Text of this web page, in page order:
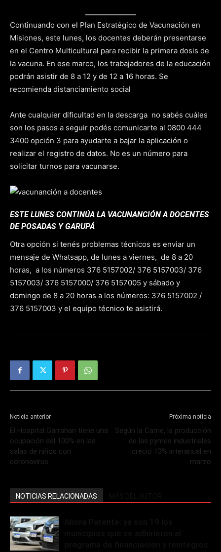
Continuando con el Plan Estratégico de Vacunación en
Misiones, este lunes, los docentes deberán presentarse
en el Centro Multicultural para recibir la primera dosis de
la vacuna. En ese marco, los trabajadores de la educación
podrán asistir de 8 a 12 y de 12 a 16 horas. Se
recomienda distanciamiento social
Ante cualquier dificultad en la descarga no sabés cuáles
son los pasos a seguir podés comunicarte al 0800 444
3400 opción 3 para ayudarte a bajar la aplicación o
realizar el registro de datos. No es un número para
solicitar turnos para vacunarse.
ESTE LUNES CONTINÚA LA VACUNANCIÓN A DOCENTES
DE POSADAS Y GARUPÁ
Otra opción si tenés problemas técnicos es enviar un
mensaje de Whatsapp, de lunes a viernes, de 8 a 20
horas, a los números 376 5157002/ 376 5157003/ 376
5157003/ 376 5157000/ 376 5157005 y sábado y
domingo de 8 a 20 horas a los números: 376 5157002 /
376 5157003 y el equipo técnico te asistirá.
Noticia anterior
El Hospital Garrahan tiene una
ocupación del 100% en las
salas de niños con
coronavirus
Próxima noticia
Según la Came, la producción
de las pymes industriales
creció 13% interanual en
marzo
NOTICIAS RELACIONADAS